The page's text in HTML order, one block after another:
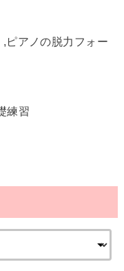
,ピアノの脱力フォー
練習